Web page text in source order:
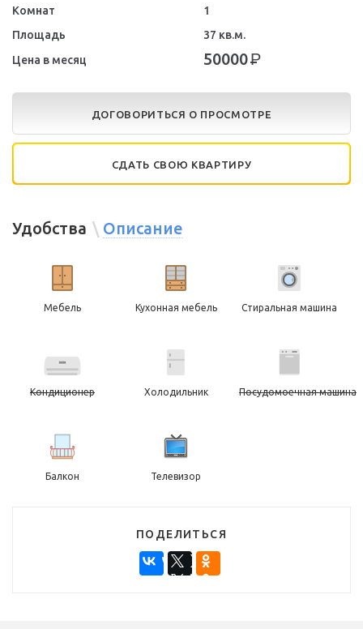
Комнат
1
Площадь
37 кв.м.
Цена в месяц
50000Р
ДОГОВОРИТЬСЯ О ПРОСМОТРЕ
СДАТЬ СВОЮ КВАРТИРУ
Удобства Описание
Мебель Кухонная мебель Стиральная машина
Кондиционер Холодильник Посудомоечная машина
Балкон Телевизор
ПОДЕЛИТЬСЯ